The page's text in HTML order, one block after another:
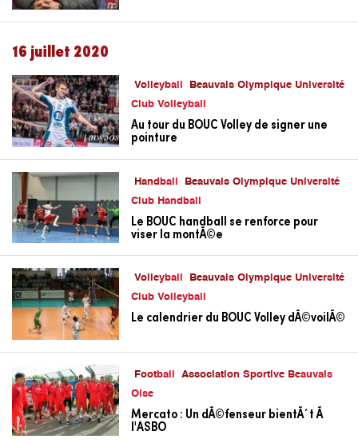
16 juillet 2020
Volleyball
Beauvais Olympique Université
Club Volleyball
Au tour du BOUC Volley de signer une
pointure
Handball
Beauvais Olympique Université
Club Handball
Le BOUC handball se renforce pour
viser la montÃ©e
Volleyball
Beauvais Olympique Université
Club Volleyball
Le calendrier du BOUC Volley dÃ©voilÃ©
Football
Association Sportive Beauvais
Oise
Mercato : Un dÃ©fenseur bientÃ´t Ã
l'ASBO